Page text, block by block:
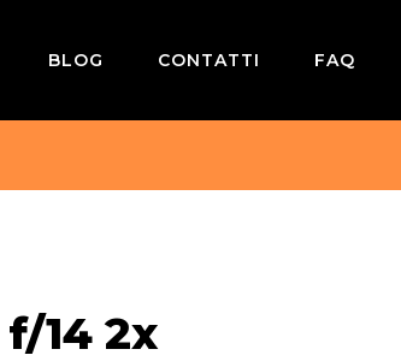
BLOG CONTATTI FAQ
14 2x